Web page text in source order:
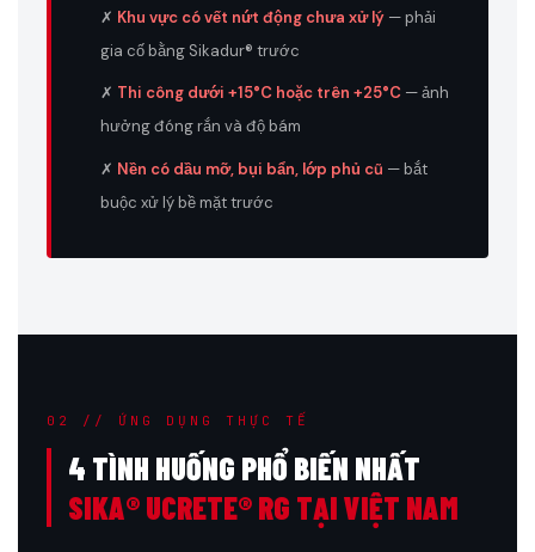
✗ Khu vực có vết nứt động chưa xử lý— phải
gia cố bằng Sikadur® trước
✗ Thi công dưới +15°C hoặc trên +25°C— ảnh
hưởng đóng rắn và độ bám
✗ Nền có dầu mỡ, bụi bẩn, lớp phủ cũ — bắt
buộc xử lý bề mặt trước
02 // ỨNG DỤNG THỰC TẾ
4 TÌNH HUỐNG PHỔ BIẾN NHẤT
SIKA® UCRETE® RG TẠI VIỆT NAM